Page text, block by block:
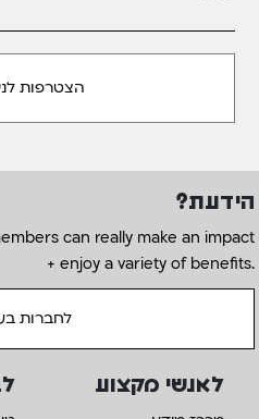
הידעת?
can really make an impact
+ enjoy a variety of benefits.
לחברות
לאנשי מקצוע